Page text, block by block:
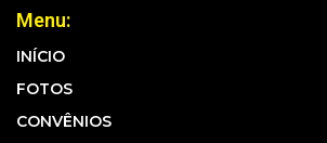
Menu:
INÍCIO
FOTOS
CONVÊNIOS